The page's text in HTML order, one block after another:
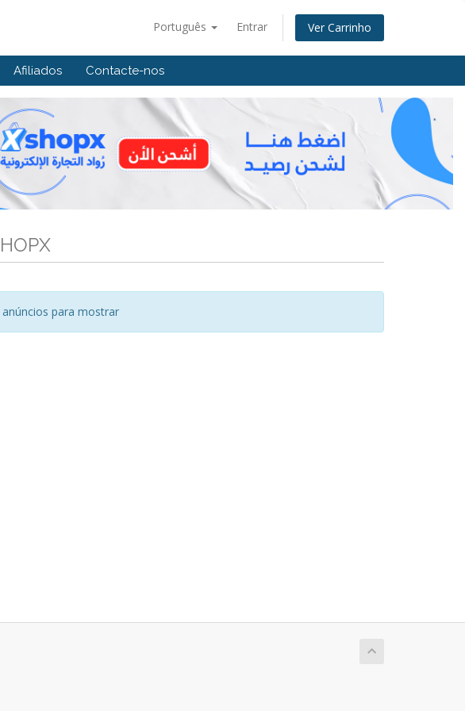
Português Entrar Ver Carrinho
Afiliados Contacte-nos
anúncios para mostrar